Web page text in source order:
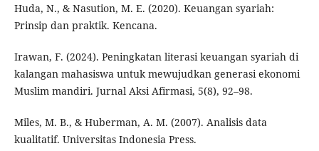
Huda, N., & Nasution, M. E. (2020). Keuangan syariah:
Prinsip dan praktik. Kencana.
Irawan, F. (2024). Peningkatan literasi keuangan syariah di
kalangan mahasiswa untuk mewujudkan generasi ekonomi
Muslim mandiri. Jurnal Aksi Afirmasi, 5(8), 92–98.
Miles, M. B., & Huberman, A. M. (2007). Analisis data
kualitatif. Universitas Indonesia Press.